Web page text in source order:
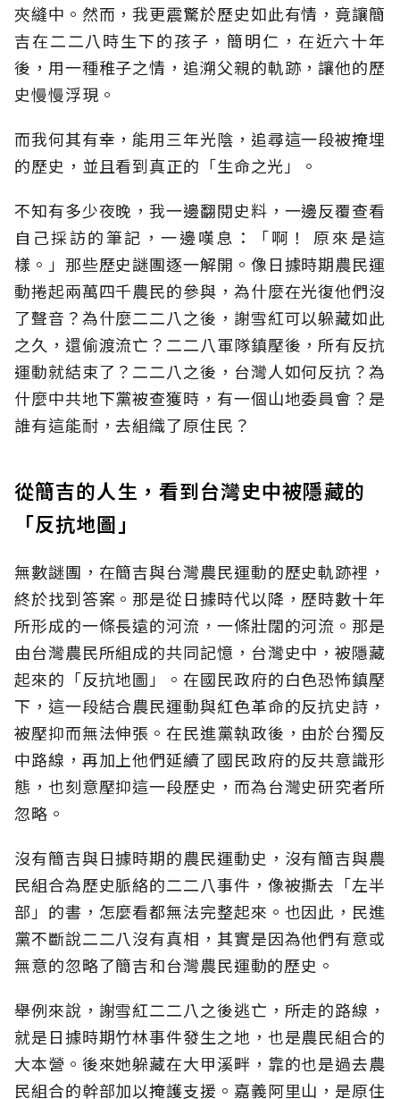
夾縫中。然而，我更震驚於歷史如此有情，竟讓簡
吉在二二八時生下的孩子，簡明仁，在近六十年
後，用一種稚子之情，追溯父親的軌跡，讓他的歷
史慢慢浮現。
而我何其有幸，能用三年光陰，追尋這一段被掩埋
的歷史，並且看到真正的「生命之光」。
不知有多少夜晚，我一邊翻閱史料，一邊反覆查看
自己採訪的筆記，一邊嘆息：「啊！ 原來是這
樣。」那些歷史謎團逐一解開。像日據時期農民運
動捲起兩萬四千農民的參與，為什麼在光復他們沒
了聲音？為什麼二二八之後，謝雪紅可以躲藏如此
之久，還偷渡流亡？二二八軍隊鎮壓後，所有反抗
運動就結束了？二二八之後，台灣人如何反抗？為
什麼中共地下黨被查獲時，有一個山地委員會？是
誰有這能耐，去組織了原住民？
從簡吉的人生，看到台灣史中被隱藏的
「反抗地圖」
無數謎團，在簡吉與台灣農民運動的歷史軌跡裡，
終於找到答案。那是從日據時代以降，歷時數十年
所形成的一條長遠的河流，一條壯闊的河流。那是
由台灣農民所組成的共同記憶，台灣史中，被隱藏
起來的「反抗地圖」。在國民政府的白色恐怖鎮壓
下，這一段結合農民運動與紅色革命的反抗史詩，
被壓抑而無法伸張。在民進黨執政後，由於台獨反
中路線，再加上他們延續了國民政府的反共意識形
態，也刻意壓抑這一段歷史，而為台灣史研究者所
忽略。
沒有簡吉與日據時期的農民運動史，沒有簡吉與農
民組合為歷史脈絡的二二八事件，像被撕去「左半
部」的書，怎麼看都無法完整起來。也因此，民進
黨不斷說二二八沒有真相，其實是因為他們有意或
無意的忽略了簡吉和台灣農民運動的歷史。
舉例來說，謝雪紅二二八之後逃亡，所走的路線，
就是日據時期竹林事件發生之地，也是農民組合的
大本營。後來她躲藏在大甲溪畔，靠的也是過去農
民組合的幹部加以掩護支援。嘉義阿里山，是原住